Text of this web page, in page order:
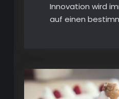
Innovation wird
auf einen